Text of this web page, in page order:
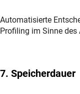
Automatisierte
Profiling im Sinne
7. Speicherdauer